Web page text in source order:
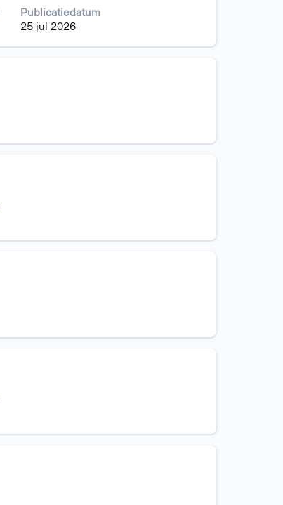
Publicatiedatum
25 jul 2026